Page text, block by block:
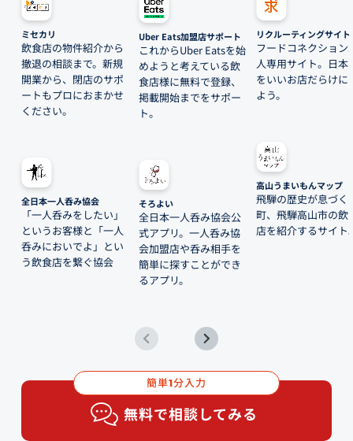
ミセカリ
飲食店の物件紹介から
撤退の相談まで。新規
開業から、閉店のサポ
ートもプロにおまかせ
ください。
全日本一人呑み協会
「一人呑みをしたい」
というお客様と「一人
呑みにおいでよ」とい
う飲食店を繋ぐ協会
Uber Eats加盟店サポート
これからUber Eatsを始
めようと考えている飲
食店様に無料で登録、
掲載開始までをサポー
ト。
そろよい
全日本一人呑み協会公
式アプリ。一人呑み協
会加盟店や呑み相手を
簡単に探すことができ
るアプリ。
リクルーティングサイト
フードコネクション
人専用サイト。日本
をいいお店だらけに
よう。
高山うまいもんマップ
飛騨の歴史が息づく
町、飛騨高山市の飲
店を紹介するサイト
簡単1分入力
無料で相談してみる